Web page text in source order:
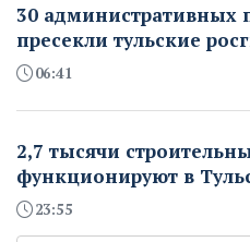
30 административных
пресекли тульские
06:41
2,7 тысячи
функционируют в
23:55